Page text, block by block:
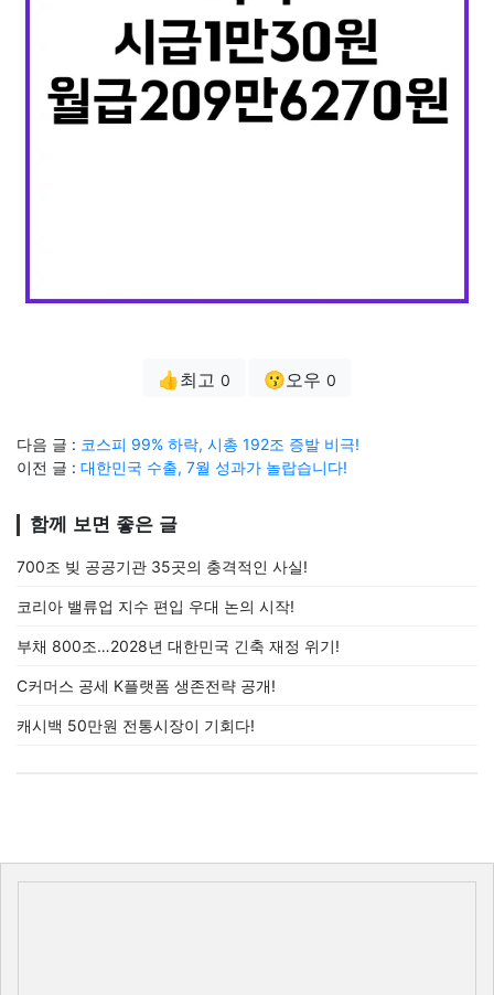
👍최고 0 😗오우 0
다음 글 : 코스피 99% 하락, 시총 192조 증발 비극!
이전 글 : 대한민국 수출, 7월 성과가 놀랍습니다!
함께 보면 좋은 글
700조 빚 공공기관 35곳의 충격적인 사실!
코리아 밸류업 지수 편입 우대 논의 시작!
부채 800조…2028년 대한민국 긴축 재정 위기!
C커머스 공세 K플랫폼 생존전략 공개!
캐시백 50만원 전통시장이 기회다!